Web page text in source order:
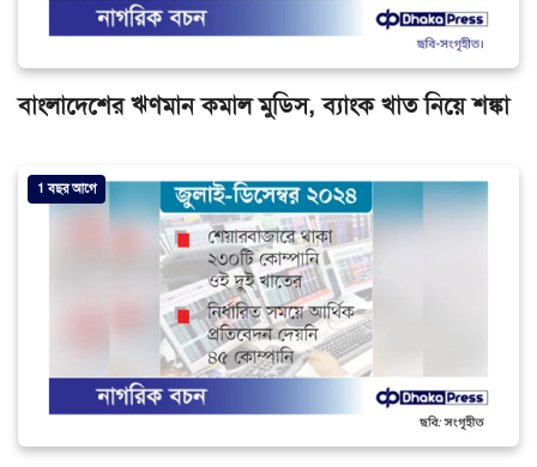
বাংলাদেশের ঋণমান কমাল মুডিস, ব্যাংক খাত নিয়ে শঙ্কা
1 বছর আগে